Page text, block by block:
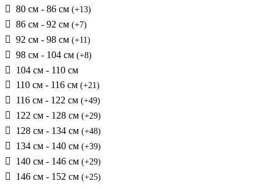
80 см - 86 см (+13)
86 см - 92 см (+7)
92 см - 98 см (+11)
98 см - 104 см (+8)
104 см - 110 см
110 см - 116 см (+21)
116 см - 122 см (+49)
122 см - 128 см (+29)
128 см - 134 см (+48)
134 см - 140 см (+39)
140 см - 146 см (+29)
146 см - 152 см (+25)